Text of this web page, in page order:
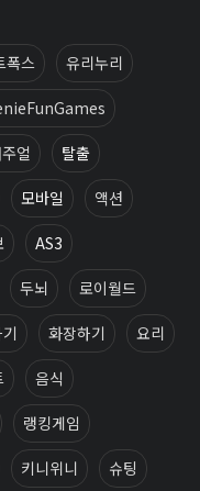
폭스 유리누리
얼 탈출
모바일 액션
AS3
두뇌 로이월드
화장하기 요리
음식
랭킹게임
키니위니 슈팅